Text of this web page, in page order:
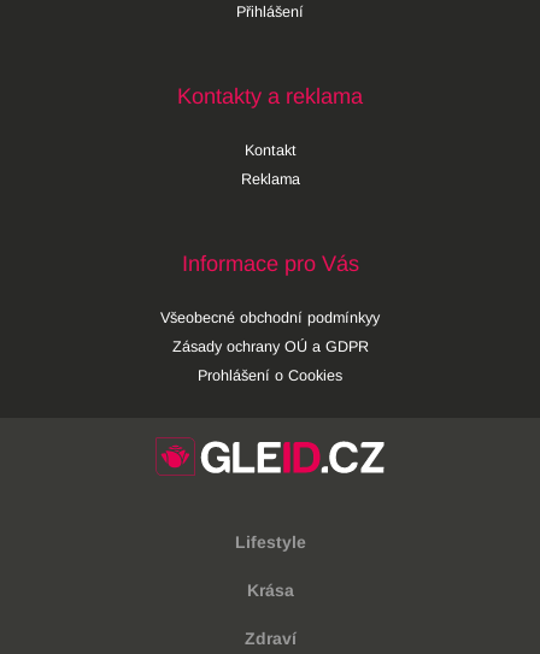
Přihlášení
Kontakty a reklama
Kontakt
Reklama
Informace pro Vás
Všeobecné obchodní podmínkyy
Zásady ochrany OÚ a GDPR
Prohlášení o Cookies
Lifestyle
Krása
Zdraví